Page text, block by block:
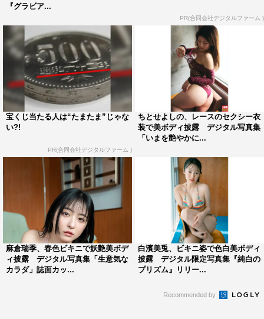
『グラビア...
PR(合同会社デジタルファーム )
宝くじ当たる人は“たまたま”じゃな
い?!
PR(合同会社デジタルファーム )
ちとせよしの、レースのセクシー衣
装で美ボディ披露 デジタル写真集
「いまを艶やかに...
麻倉瑞季、春色ビキニで妖艶美ボデ
ィ披露 デジタル写真集「生意気な
カラダ」誌面カッ...
白濱美兎、ビキニ姿で色白美ボディ
披露 デジタル限定写真集『純白の
プリズム』リリー...
Recommended by